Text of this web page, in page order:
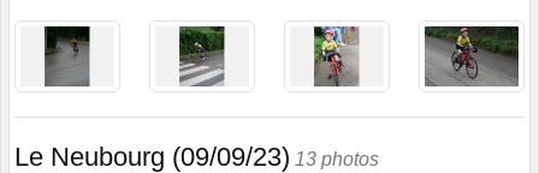
Le Neubourg (09/09/23) 13 photos